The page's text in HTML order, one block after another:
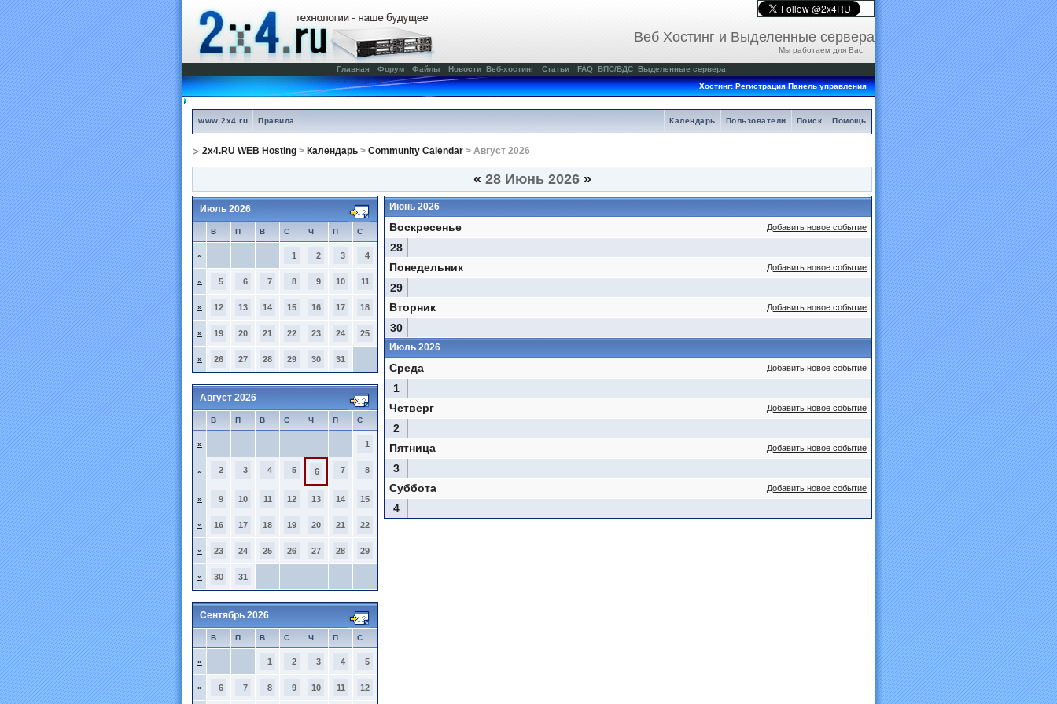
Веб Хостинг и Выделенные сервера
Мы работаем для Вас!
Главная Форум Файлы Новости Веб-хостинг Статьи FAQ ВПС/ВДС Выделенные сервера
Хостинг:Регистрация Панель управления
www.2x4.ru Правила Помощь
Поиск
Пользователи
Календарь
2x4.RU WEB Hosting > Календарь > Community Calendar > Август 2026
« 28 Июнь 2026 »
Июль 2026
В П В С Ч П С
» 1 2 3 4
» 5 6 7 8 9 10 11
» 12 13 14 15 16 17 18
» 19 20 21 22 23 24 25
» 26 27 28 29 30 31
Август 2026
В П В С Ч П С
» 1
» 2 3 4 5 6 7 8
» 9 10 11 12 13 14 15
» 16 17 18 19 20 21 22
» 23 24 25 26 27 28 29
» 30 31
Сентябрь 2026
В П В С Ч П С
» 1 2 3 4 5
» 6 7 8 9 10 11 12
Июнь 2026
Добавить новое событие
Воскресенье
28
Добавить новое событие
Понедельник
29
Добавить новое событие
Вторник
30
Июль 2026
Добавить новое событие
Среда
1
Добавить новое событие
Четверг
2
Добавить новое событие
Пятница
3
Добавить новое событие
Суббота
4